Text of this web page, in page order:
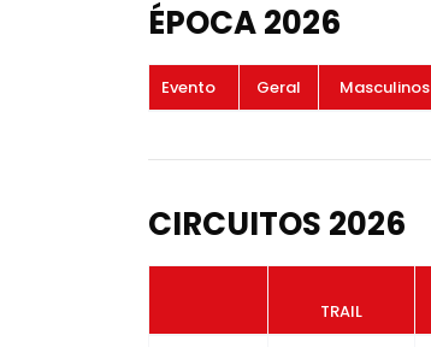
ÉPOCA 2026
Evento Geral Masculinos
CIRCUITOS 2026
TRAIL